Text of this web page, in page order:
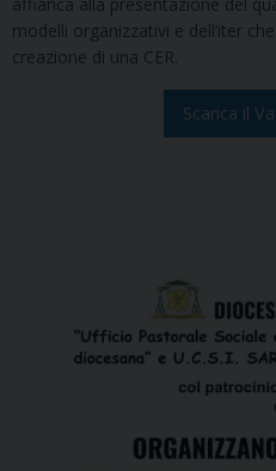
modelli organizzativi e dell’iter
creazione di una CER.
Scarica il